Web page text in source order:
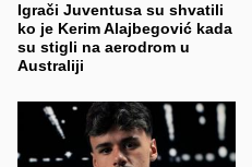
Igrači Juventusa su shvatili
ko je Kerim Alajbegović kada
su stigli na aerodrom u
Australiji